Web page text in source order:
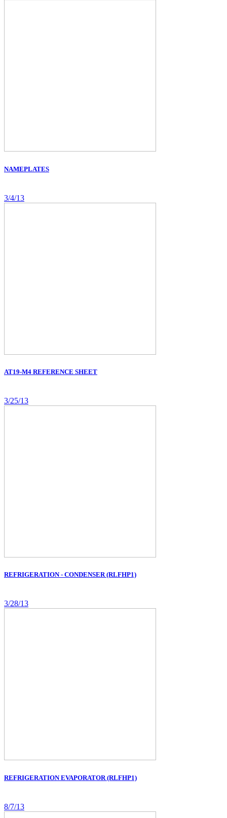
NAMEPLATES
3/4/13
AT19-M4 REFERENCE SHEET
3/25/13
REFRIGERATION - CONDENSER (RLFHP1)
3/28/13
REFRIGERATION EVAPORATOR (RLFHP1)
8/7/13